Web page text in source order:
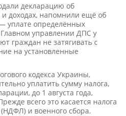
декларацию об
доходах, напомнили ещё об
уплате определённых
Главном управлении ДПС у
граждан не затягивать с
на установленные
кодекса Украины,
уплатить сумму налога,
до 1 августа года,
всего это касается налога
и военного сбора.